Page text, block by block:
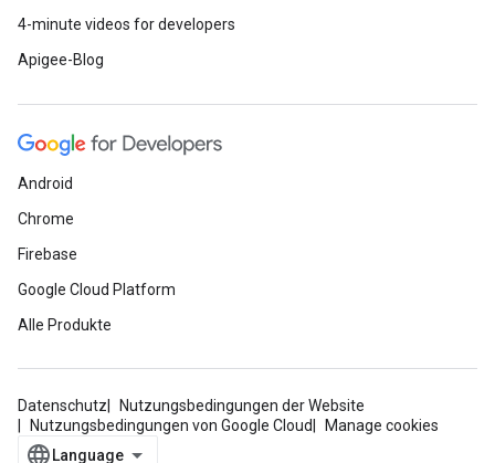
4-minute videos for developers
Apigee-Blog
Android
Chrome
Firebase
Google Cloud Platform
Alle Produkte
Datenschutz
Nutzungsbedingungen der Website
Nutzungsbedingungen von Google Cloud
Manage cookies